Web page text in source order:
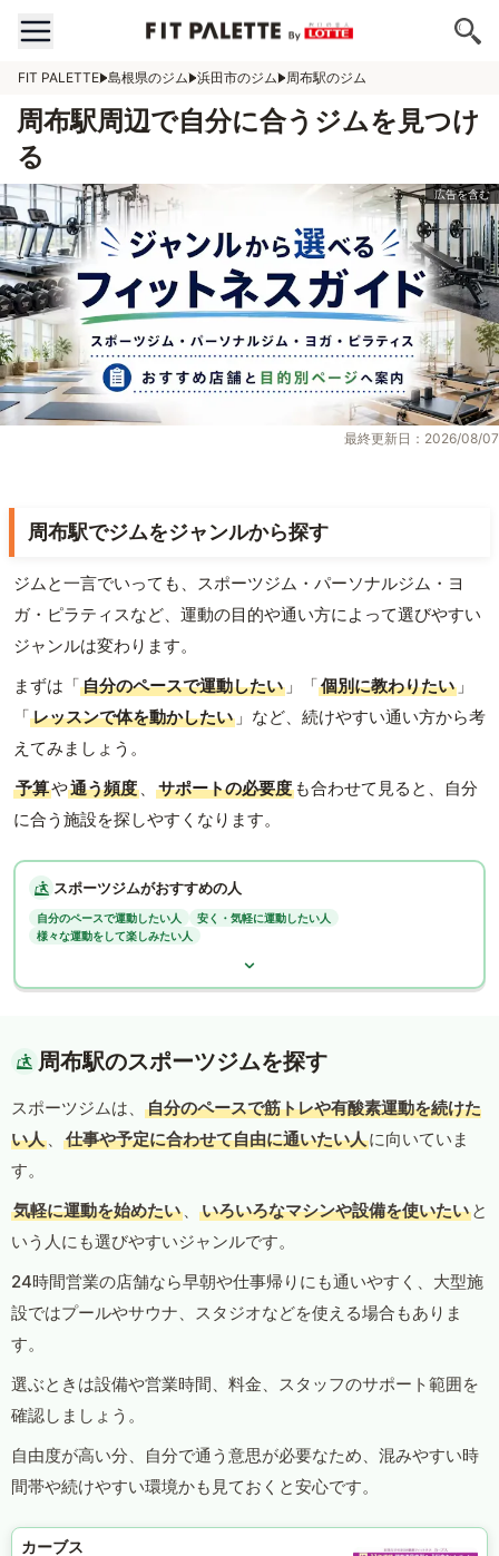
FIT PALETTE 島根県のジム 浜田市のジム 周布駅のジム
周布駅周辺で自分に合うジムを見つけ
る
最終更新日：2026/08/07
周布駅でジムをジャンルから探す
ジムと一言でいっても、スポーツジム・パーソナルジム・ヨ
ガ・ピラティスなど、運動の目的や通い方によって選びやすい
ジャンルは変わります。
まずは「自分のペースで運動したい 」「個別に教わりたい 」
「レッスンで体を動かしたい 」など、続けやすい通い方から考
えてみましょう。
予算や通う頻度 、 サポートの必要度 も合わせて見ると、自分
に合う施設を探しやすくなります。
スポーツジムがおすすめの人
自分のペースで運動したい人
安く・気軽に運動したい人
様々な運動をして楽しみたい人
周布駅のスポーツジムを探す
スポーツジムは、
自分のペースで筋トレや有酸素運動を続けた
い人 、 仕事や予定に合わせて自由に通いたい人に向いていま
す。
気軽に運動を始めたい 、 いろいろなマシンや設備を使いたい と
いう人にも選びやすいジャンルです。
24時間営業の店舗なら早朝や仕事帰りにも通いやすく、大型施
設ではプールやサウナ、スタジオなどを使える場合もありま
す。
選ぶときは設備や営業時間、料金、スタッフのサポート範囲を
確認しましょう。
自由度が高い分、自分で通う意思が必要なため、混みやすい時
間帯や続けやすい環境かも見ておくと安心です。
カーブス